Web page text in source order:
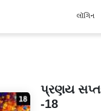
લૉગિન
પ્રણય
-18